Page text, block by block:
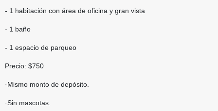
- 1 habitación con área de oficina y gran vista
- 1 baño
- 1 espacio de parqueo
Precio: $750
·Mismo monto de depósito.
·Sin mascotas.